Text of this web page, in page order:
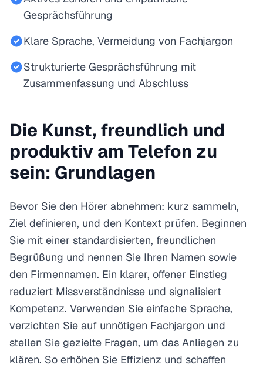
Gesprächsführung
Klare Sprache, Vermeidung von Fachjargon
Strukturierte Gesprächsführung mit
Zusammenfassung und Abschluss
Die Kunst, freundlich und
produktiv am Telefon zu
sein: Grundlagen
Bevor Sie den Hörer abnehmen: kurz sammeln,
Ziel definieren, und den Kontext prüfen. Beginnen
Sie mit einer standardisierten, freundlichen
Begrüßung und nennen Sie Ihren Namen sowie
den Firmennamen. Ein klarer, offener Einstieg
reduziert Missverständnisse und signalisiert
Kompetenz. Verwenden Sie einfache Sprache,
verzichten Sie auf unnötigen Fachjargon und
stellen Sie gezielte Fragen, um das Anliegen zu
klären. So erhöhen Sie Effizienz und schaffen